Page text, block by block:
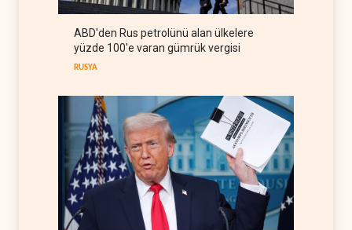
IRAK 09 Ağustos 2026
The Guardian: Trump’ın İran
stratejisi alay konusu oldu
ABD'den Rus petrolünü alan ülkelere
yüzde 100'e varan gümrük vergisi
RUSYA